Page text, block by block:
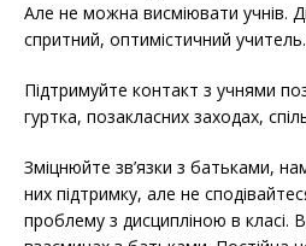
Але не можна висміювати учнів.
спритний, оптимістичний учитель.
Підтримуйте контакт з учнями
гуртка, позакласних заходах,
Зміцнюйте зв’язки з батьками,
них підтримку, але не
проблему з дисципліною в класі.